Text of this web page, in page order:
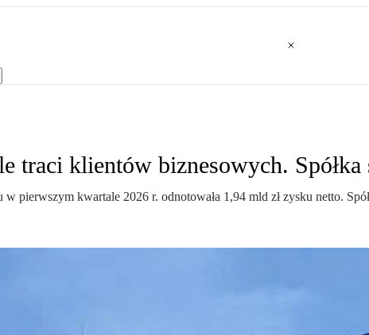
traci klientów biznesowych.
pierwszym kwartale 2026 r. odnotowała 1,94 mld zł zysku netto.